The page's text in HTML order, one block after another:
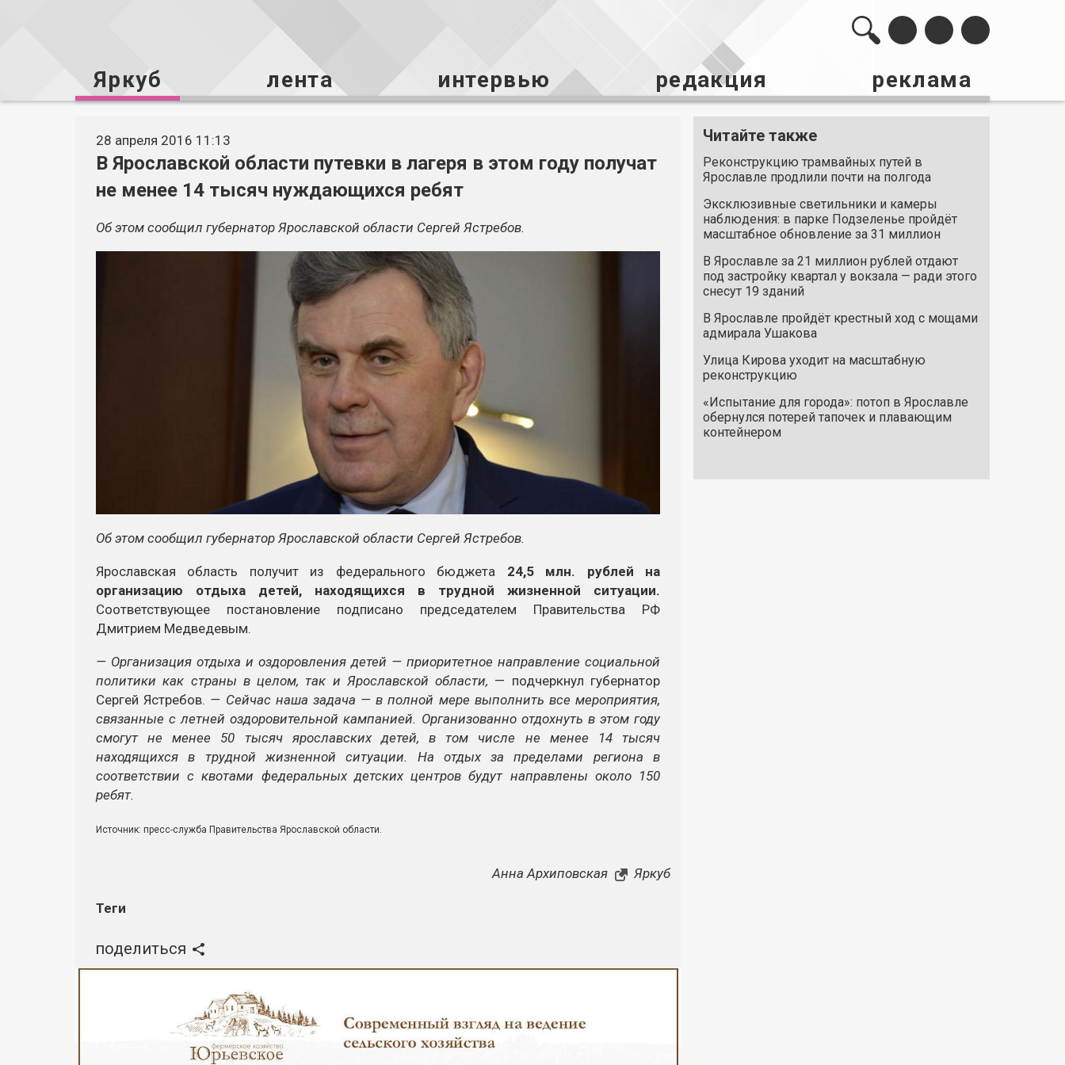
Яркуб лента интервью редакция реклама
28 апреля 2016 11:13
В Ярославской области путевки в лагеря в этом году получат
не менее 14 тысяч нуждающихся ребят
Об этом сообщил губернатор Ярославской области Сергей Ястребов.
Об этом сообщил губернатор Ярославской области Сергей Ястребов.
Ярославская область получит из федерального бюджета 24,5 млн. рублей на
организацию отдыха детей, находящихся в трудной жизненной ситуации.
Соответствующее постановление подписано председателем Правительства РФ
Дмитрием Медведевым.
— Организация отдыха и оздоровления детей — приоритетное направление социальной
политики как страны в целом, так и Ярославской области, — подчеркнул губернатор
Сергей Ястребов. — Сейчас наша задача — в полной мере выполнить все мероприятия,
связанные с летней оздоровительной кампанией. Организованно отдохнуть в этом году
смогут не менее 50 тысяч ярославских детей, в том числе не менее 14 тысяч
находящихся в трудной жизненной ситуации. На отдых за пределами региона в
соответствии с квотами федеральных детских центров будут направлены около 150
ребят.
Источник: пресс-служба Правительства Ярославской области.
Анна Архиповская Яркуб
Теги
поделиться
Читайте также
Реконструкцию трамвайных путей в
Ярославле продлили почти на полгода
Эксклюзивные светильники и камеры
наблюдения: в парке Подзеленье пройдёт
масштабное обновление за 31 миллион
В Ярославле за 21 миллион рублей отдают
под застройку квартал у вокзала — ради этого
снесут 19 зданий
В Ярославле пройдёт крестный ход с мощами
адмирала Ушакова
Улица Кирова уходит на масштабную
реконструкцию
«Испытание для города»: потоп в Ярославле
обернулся потерей тапочек и плавающим
контейнером